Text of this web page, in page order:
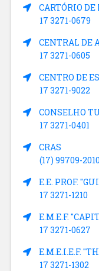
CARTÓRIO
17 3271-0679
CENTRAL DE
17 3271-0605
CENTRO DE
17 3271-9022
CONSELHO
17 3271-0401
CRAS
(17) 99709-2010
E.E. PROF.
17 3271-1210
E.M.E.F.
17 3271-0627
E.M.E.I.E.F.
17 3271-1302